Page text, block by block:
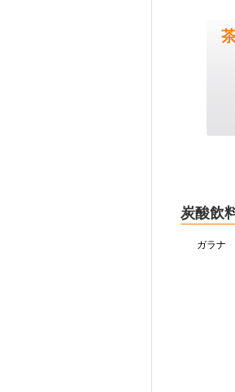
炭酸飲
ガラナ